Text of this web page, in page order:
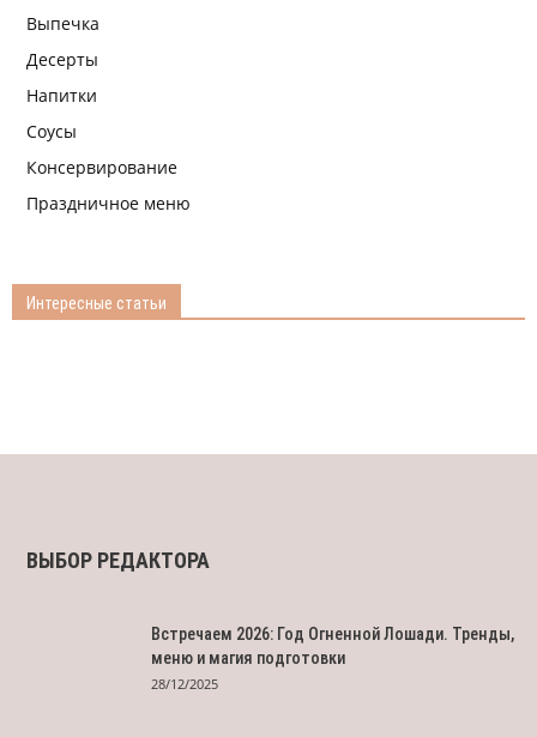
Выпечка
Десерты
Напитки
Соусы
Консервирование
Праздничное меню
Интересные статьи
ВЫБОР РЕДАКТОРА
Встречаем 2026: Год Огненной Лошади. Тренды,
меню и магия подготовки
28/12/2025